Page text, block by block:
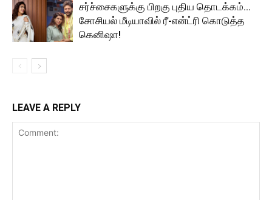
சர்ச்சைகளுக்கு பிறகு புதிய தொடக்கம்…
சோசியல் மீடியாவில் ரீ-என்ட்ரி கொடுத்த
கெனிஷா!
LEAVE A REPLY